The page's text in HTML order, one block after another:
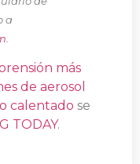
a
más
de aerosol
calentado se
TODAY.